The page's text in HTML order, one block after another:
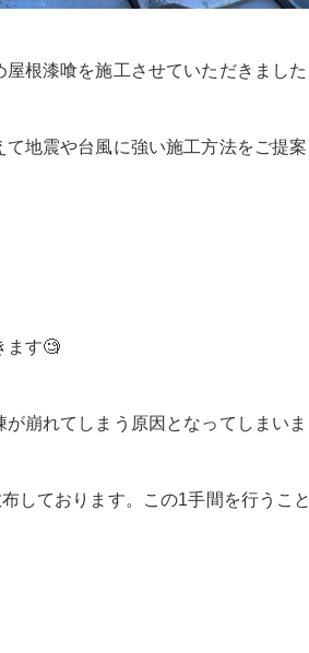
根漆喰を施工させていただきました
地震や台風に強い施工方法をご提案
ます🧐
崩れてしまう原因となってしまいま
しております。この1手間を行うこと